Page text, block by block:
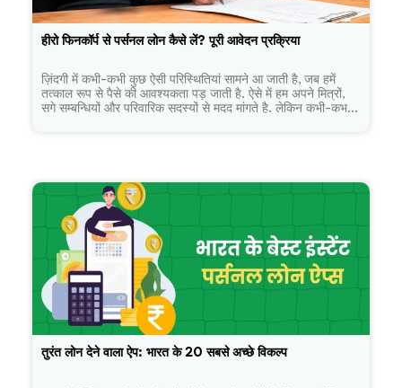
हीरो फिनकॉर्प से पर्सनल लोन कैसे लें? पूरी आवेदन प्रक्रिया
ज़िंदगी में कभी-कभी कुछ ऐसी परिस्थितियां सामने आ जाती है, जब हमें
तत्काल रूप से पैसे की आवश्यकता पड़ जाती है. ऐसे में हम अपने मित्रों,
सगे सम्बन्धियों और परिवारिक सदस्यों से मदद मांगते है. लेकिन कभी-कभ...
तुरंत लोन देने वाला ऐप: भारत के 20 सबसे अच्छे विकल्प